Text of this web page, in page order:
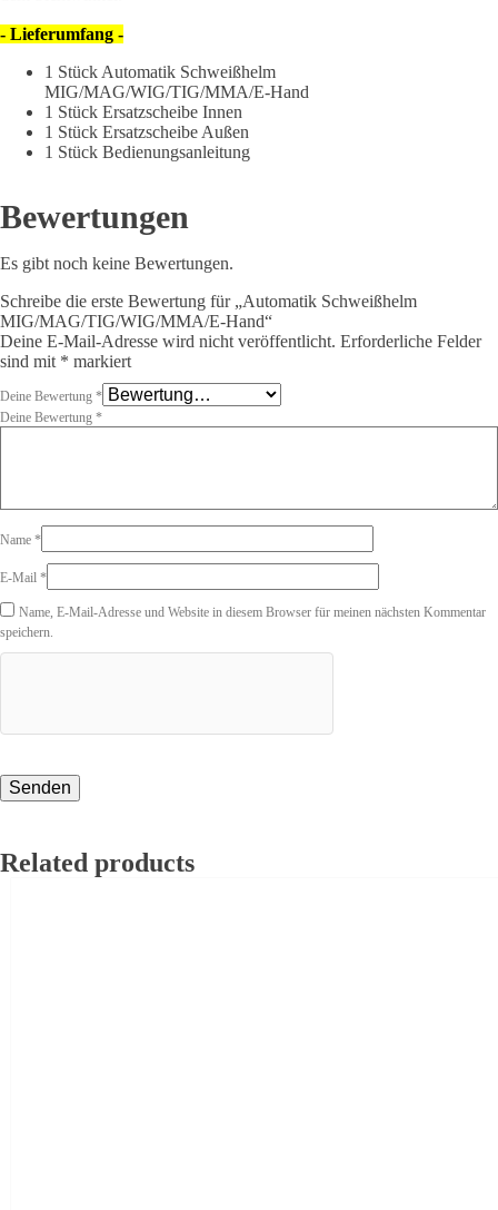
- Lieferumfang -
1 Stück Automatik Schweißhelm
MIG/MAG/WIG/TIG/MMA/E-Hand
1 Stück Ersatzscheibe Innen
1 Stück Ersatzscheibe Außen
1 Stück Bedienungsanleitung
Bewertungen
Es gibt noch keine Bewertungen.
Schreibe die erste Bewertung für „Automatik Schweißhelm
MIG/MAG/TIG/WIG/MMA/E-Hand“
Deine E-Mail-Adresse wird nicht veröffentlicht. Erforderliche Felder
sind mit * markiert
Deine Bewertung *
Deine Bewertung *
Name *
E-Mail *
Name, E-Mail-Adresse und Website in diesem Browser für meinen nächsten Kommentar
speichern.
Related products